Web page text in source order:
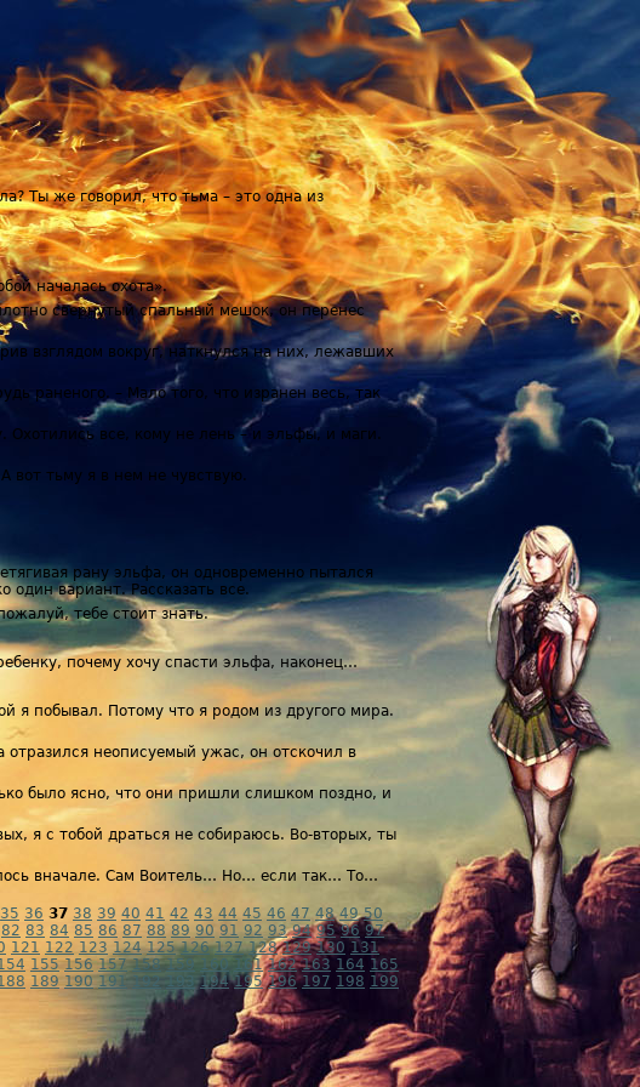
Ты же говорил, что тьма – это одна из
началась охота».
свернутый спальный мешок, он перенес
взглядом вокруг, наткнулся на них, лежавших
раненого. – Мало того, что изранен весь, так
Охотились все, кому не лень – и эльфы, и маги.
вот тьму я в нем не чувствую.
рану эльфа, он одновременно пытался
один вариант. Рассказать все.
тебе стоит знать.
почему хочу спасти эльфа, наконец…
я побывал. Потому что я родом из другого мира.
неописуемый ужас, он отскочил в
было ясно, что они пришли слишком поздно, и
я с тобой драться не собираюсь. Во-вторых, ты
вначале. Сам Воитель… Но… если так… То…
35 36 37 38 39 40 41 42 43 44 45 46 47 48 49 50
82 83 84 85 86 87 88 89 90 91 92 93 94 95 96 97
121 122 123 124 125 126 127 128 129 130 131
155 156 157 158 159 160 161 162 163 164 165
189 190 191 192 193 194 195 196 197 198 199